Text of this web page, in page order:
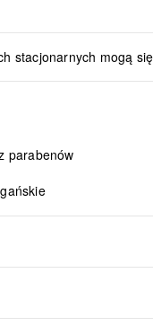
stacjonarnych mogą
parabenów